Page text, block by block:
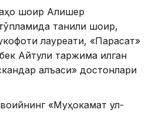
шоир Алишер
таниқли шоир,
лауреати, «Парасат»
Айтули таржима қилган
қалъаси» достонлари
«Муҳокамат ул-